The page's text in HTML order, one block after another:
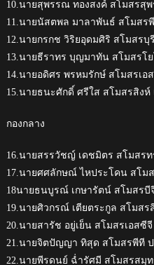
10.นายสุพรรณ ทองสงค์ สโมสรสุ
11.นายนัสตพล มาลาพันธ์ สโมสร
12.นายกรกช วิริยอุดมศิริ สโมสรบุ
13.นายธีราทร บุญมาทัน สโมสรโ
14.นายอดิศร พรหมรักษ์ สโมสรเอ
15.นายธนะศักดิ์ ศรีใส สโมสรสิงห์
กองกลาง
16.นายสรรวัชญ์ เดชมิตร สโมสรท
17.นายศศลักษณ์ ไหประโคน สโม
18นายธนบูรณ์ เกษารัตน์ สโมสรบี
19.นายศิวกรณ์ เตียตระกูล สโมสร
20.นายสารัช อยู่เย็น สโมสรเอสซีจี
21.นายจิตปัญญา ทิสุด สโมสรพีที ป
22.นายพีรดนย์ ฉ่ำรัศมี สโมสรสมุ